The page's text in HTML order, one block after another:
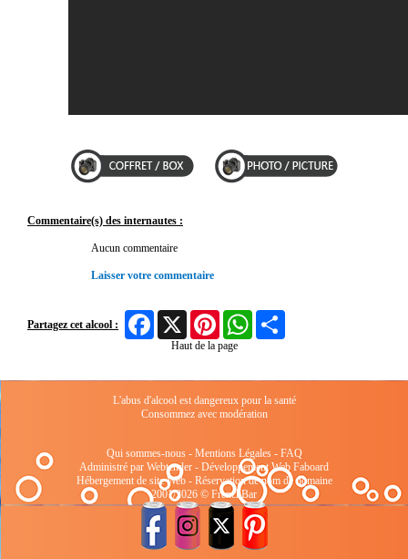
Commentaire(s) des internautes :
Aucun commentaire
Laisser votre commentaire
Partagez cet alcool :
FacebookX Pinterest WhatsApp
Haut de la page
L'abus d'alcool est dangereux pour la santé
Consommez avec modération
Qui sommes-nous- Mentions Légales- FAQ
Administré par Webtender - Développement Web Faboard
Hébergement de site Web- Réservation de nom de domaine
2001/2026 © FrenchBar